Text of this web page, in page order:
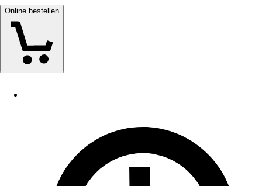
Online bestellen